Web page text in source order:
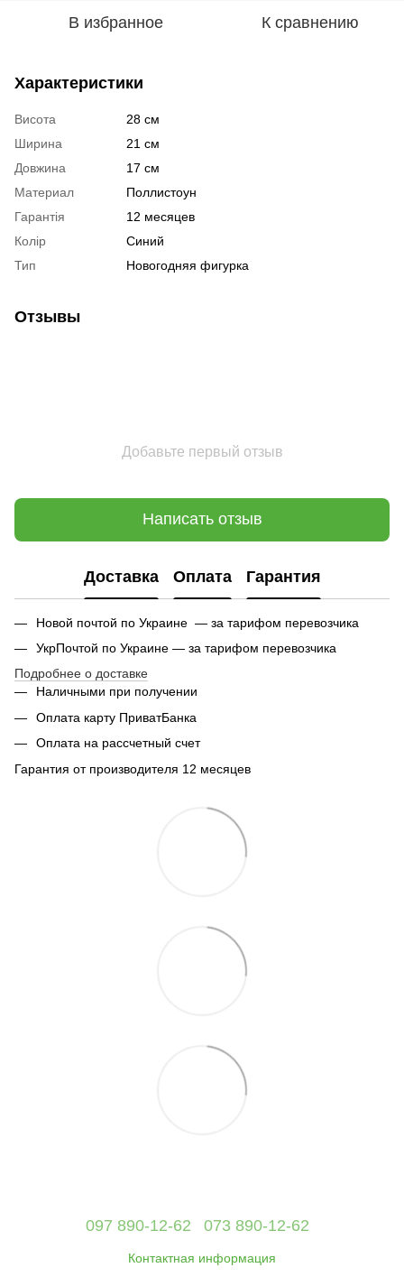
В избранное К сравнению
Характеристики
Висота
28 см
Ширина
21 см
Довжина
17 см
Материал
Поллистоун
Гарантія
12 месяцев
Колір
Синий
Тип
Новогодняя фигурка
Отзывы
Добавьте первый отзыв
Написать отзыв
Доставка Оплата Гарантия
Новой почтой по Украине — за тарифом перевозчика
УкрПочтой по Украине — за тарифом перевозчика
Подробнее о доставке
Наличными при получении
Оплата карту ПриватБанка
Оплата на рассчетный счет
Гарантия от производителя 12 месяцев
097 890-12-62 073 890-12-62
Контактная информация